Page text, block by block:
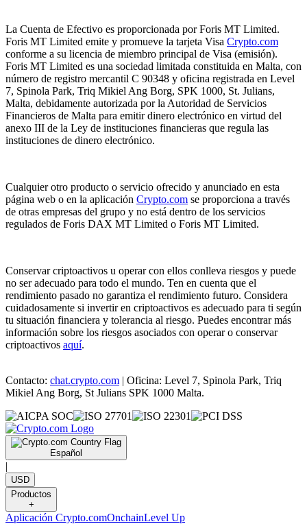
La Cuenta de Efectivo es proporcionada por Foris MT Limited.
Foris MT Limited emite y promueve la tarjeta Visa Crypto.com
conforme a su licencia de miembro principal de Visa (emisión).
Foris MT Limited es una sociedad limitada constituida en Malta, con
número de registro mercantil C 90348 y oficina registrada en Level
7, Spinola Park, Triq Mikiel Ang Borg, SPK 1000, St. Julians,
Malta, debidamente autorizada por la Autoridad de Servicios
Financieros de Malta para emitir dinero electrónico en virtud del
anexo III de la Ley de instituciones financieras que regula las
instituciones de dinero electrónico.
Cualquier otro producto o servicio ofrecido y anunciado en esta
página web o en la aplicación Crypto.com se proporciona a través
de otras empresas del grupo y no está dentro de los servicios
regulados de Foris DAX MT Limited o Foris MT Limited.
Conservar criptoactivos u operar con ellos conlleva riesgos y puede
no ser adecuado para todo el mundo. Ten en cuenta que el
rendimiento pasado no garantiza el rendimiento futuro. Considera
cuidadosamente si invertir en criptoactivos es adecuado para ti según
tu situación financiera y tolerancia al riesgo. Puedes encontrar más
información sobre los riesgos asociados con operar o conservar
criptoactivos aquí.
Contacto: chat.crypto.com | Oficina: Level 7, Spinola Park, Triq
Mikiel Ang Borg, St Julians SPK 1000 Malta.
Español
|
USD
Productos
+
Aplicación Crypto.comOnchainLevel Up